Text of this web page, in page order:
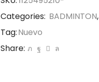
Categories: BADMINTON,
Tag:Nuevo
Share: